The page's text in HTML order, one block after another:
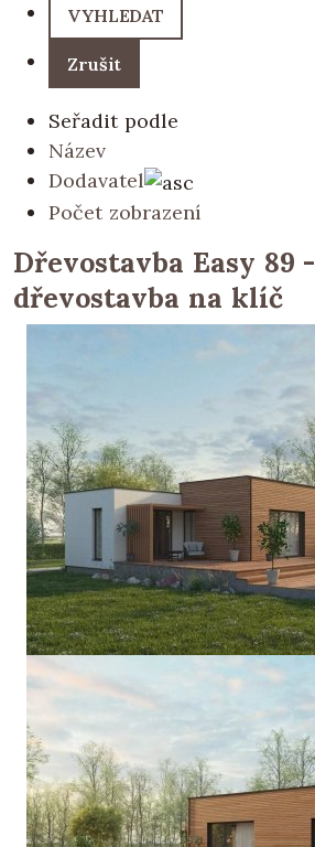
Seřadit podle
Název
Dodavatel
Počet zobrazení
Dřevostavba Easy 89 -
dřevostavba na klíč